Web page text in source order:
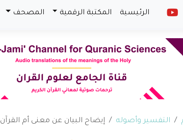
الرئيسية المكتبة الرقمية المصحف
التفسير وأصوله إيضاح البيان عن معنى أم القرآن